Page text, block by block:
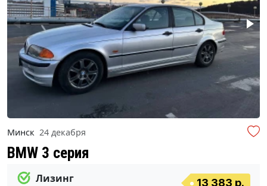
Минск 24 декабря
BMW 3 серия
Лизинг
13 383 р.